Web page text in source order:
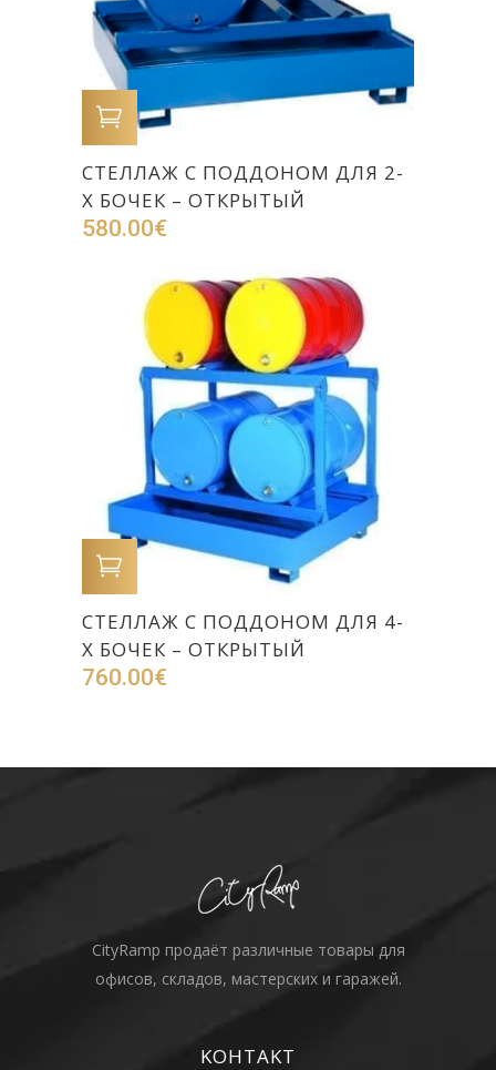
В КОРЗИНУ
СТЕЛЛАЖ С ПОДДОНОМ ДЛЯ 2-
Х БОЧЕК – ОТКРЫТЫЙ
580.00€
В КОРЗИНУ
СТЕЛЛАЖ С ПОДДОНОМ ДЛЯ 4-
Х БОЧЕК – ОТКРЫТЫЙ
760.00€
CityRamp продаёт различные товары для
офисов, складов, мастерских и гаражей.
KOHTAKT